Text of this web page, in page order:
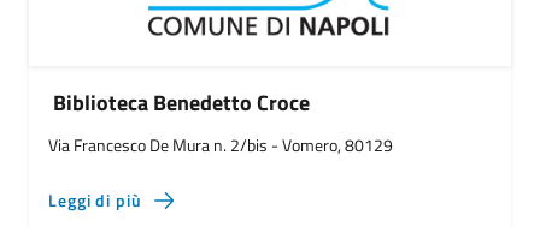
Biblioteca Benedetto Croce
Via Francesco De Mura n. 2/bis - Vomero, 80129
Leggi di più